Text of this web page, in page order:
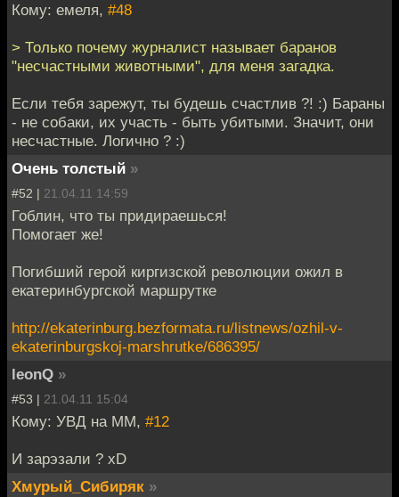
Кому: емеля, #48
> Только почему журналист называет баранов
"несчастными животными", для меня загадка.
Если тебя зарежут, ты будешь счастлив ?! :) Бараны
- не собаки, их участь - быть убитыми. Значит, они
несчастные. Логично ? :)
Очень толстый »
#52 | 21.04.11 14:59
Гоблин, что ты придираешься!
Помогает же!
Погибший герой киргизской революции ожил в
екатеринбургской маршрутке
http://ekaterinburg.bezformata.ru/listnews/ozhil-v-
ekaterinburgskoj-marshrutke/686395/
leonQ »
#53 | 21.04.11 15:04
Кому: УВД на ММ, #12
И зарэзали ? xD
Хмурый_Сибиряк »